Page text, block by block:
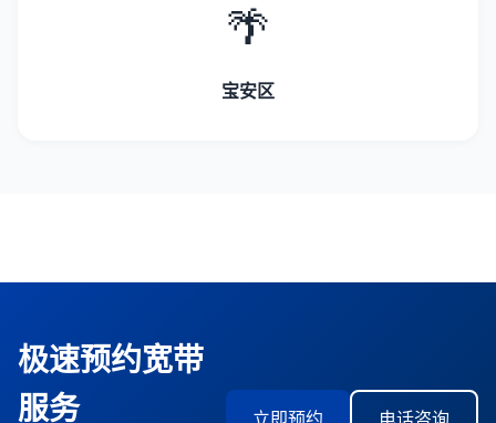
🌴
宝安区
极速预约宽带
服务
立即预约 电话咨询